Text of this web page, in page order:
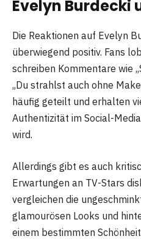
Evelyn Burdecki
Die Reaktionen auf Evelyn
überwiegend positiv. Fans
schreiben Kommentare wie
„Du strahlst auch ohne
häufig geteilt und erhalten
Authentizität im Social-
wird.
Allerdings gibt es auch
Erwartungen an TV-Stars
vergleichen die
glamourösen Looks und
einem bestimmten